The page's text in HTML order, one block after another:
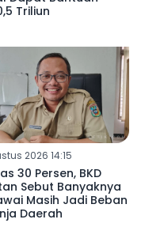
Triliun
2026 14:15
30 Persen, BKD
Sebut Banyaknya
Masih Jadi Beban
Daerah